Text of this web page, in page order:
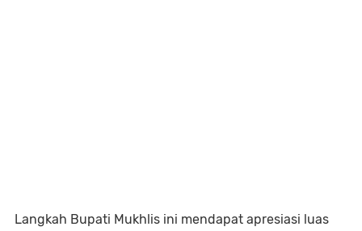
Langkah Bupati Mukhlis ini mendapat apresiasi luas